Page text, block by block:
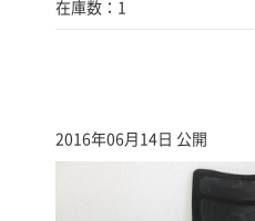
在庫数：1
2016年06月14日 公開